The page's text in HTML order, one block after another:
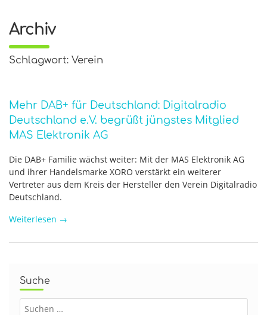
Archiv
Schlagwort: Verein
Mehr DAB+ für Deutschland: Digitalradio
Deutschland e.V. begrüßt jüngstes Mitglied
MAS Elektronik AG
Die DAB+ Familie wächst weiter: Mit der MAS Elektronik AG
und ihrer Handelsmarke XORO verstärkt ein weiterer
Vertreter aus dem Kreis der Hersteller den Verein Digitalradio
Deutschland.
Weiterlesen →
Suche